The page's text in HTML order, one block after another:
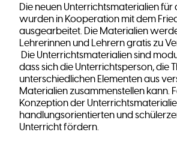
Die neuen Unterrichtsmaterialien für
wurden in Kooperation mit dem
ausgearbeitet. Die Materialien
Lehrerinnen und Lehrern gratis zu
Die Unterrichtsmaterialien sind
dass sich die Unterrichtsperson, die
unterschiedlichen Elementen aus
Materialien zusammenstellen kann.
Konzeption der
handlungsorientierten und
Unterricht fördern.